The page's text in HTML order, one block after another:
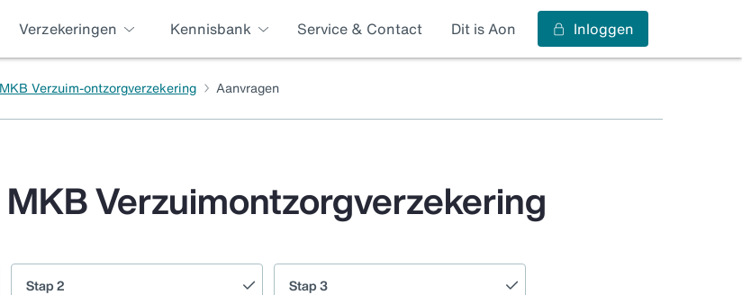
Verzekeringen Kennisbank Service & Contact Dit is Aon Inloggen
MKB Verzuim-ontzorgverzekering Aanvragen
Verzuimontzorgverzekering